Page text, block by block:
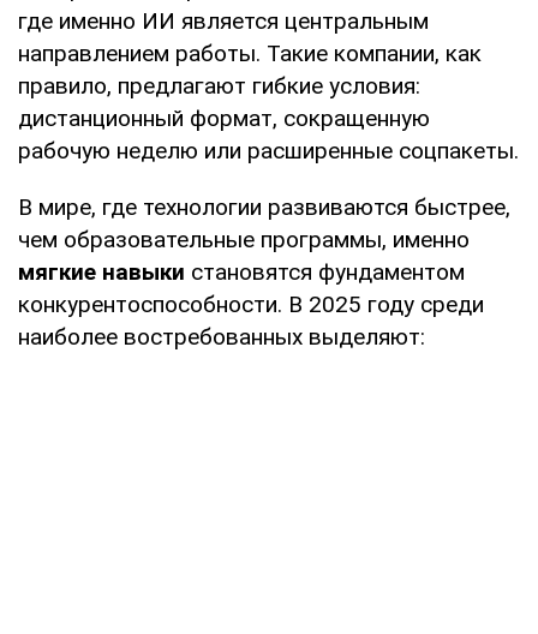
где именно ИИ является центральным
направлением работы. Такие компании, как
правило, предлагают гибкие условия:
дистанционный формат, сокращенную
рабочую неделю или расширенные соцпакеты.
В мире, где технологии развиваются быстрее,
чем образовательные программы, именно
мягкие навыки становятся фундаментом
конкурентоспособности. В 2025 году среди
наиболее востребованных выделяют: